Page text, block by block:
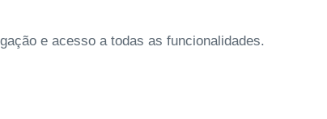
e acesso a todas as funcionalidades.